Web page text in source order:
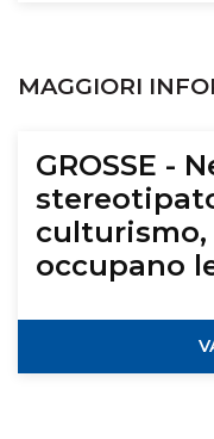
MAGGIORI
GROSSE -
culturismo,
occupano